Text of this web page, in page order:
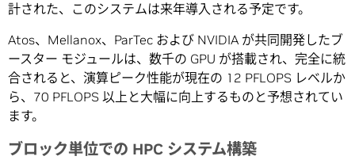
計された、このシステムは来年導入される予定です。
Atos、Mellanox、ParTec および NVIDIA が共同開発したブ
ースター モジュールは、数千の GPU が搭載され、完全に統
合されると、演算ピーク性能が現在の 12 PFLOPS レベルか
ら、70 PFLOPS 以上と大幅に向上するものと予想されてい
ます。
ブロック単位での HPC システム構築